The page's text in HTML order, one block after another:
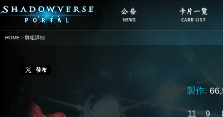
HOME 牌組詳細
發布
製作:
11 9